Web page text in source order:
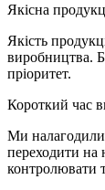
Якісна
Якість
виробництва.
пріоритет.
Короткий час
Ми
переходити на
контролювати